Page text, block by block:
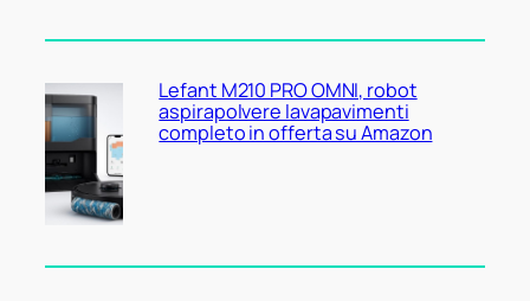
Lefant M210 PRO OMNI, robot
aspirapolvere lavapavimenti
completo in offerta su Amazon